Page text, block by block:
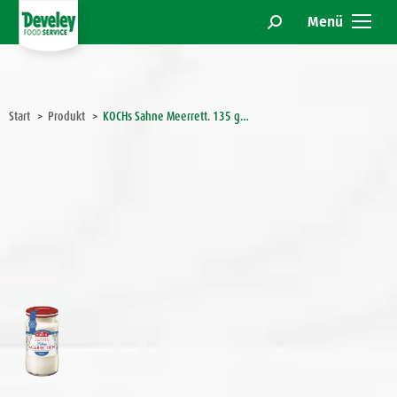
Menü
Search:
Start Produkt KOCHs Sahne Meerrett. 135 g…